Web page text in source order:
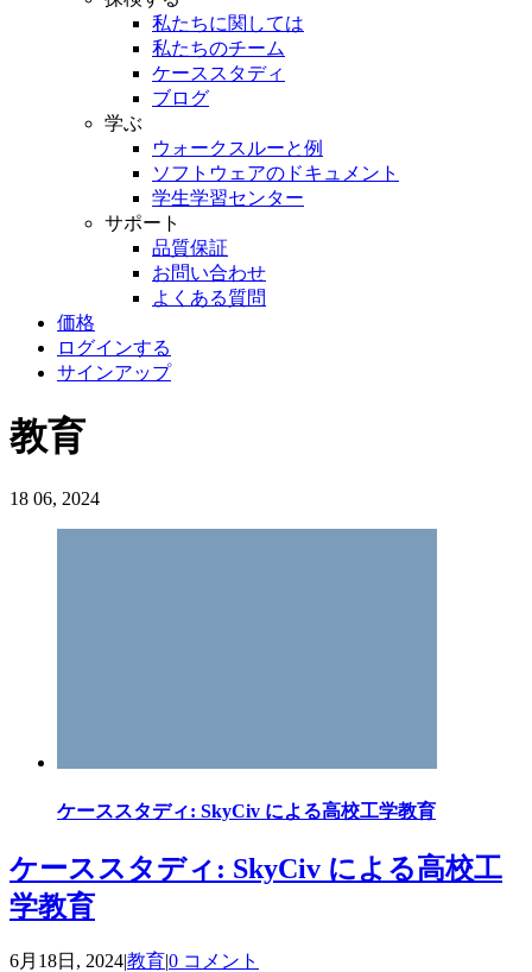
私たちに関しては
私たちのチーム
ケーススタディ
ブログ
学ぶ
ウォークスルーと例
ソフトウェアのドキュメント
学生学習センター
サポート
品質保証
お問い合わせ
よくある質問
価格
ログインする
サインアップ
教育
18 06, 2024
ケーススタディ: SkyCiv による高校工学教育
ケーススタディ: SkyCiv による高校工
学教育
6月18日, 2024|教育|0 コメント